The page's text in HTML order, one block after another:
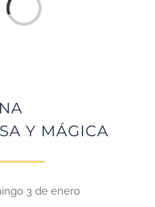
Cargando...
Y MÁGICA
3 de enero